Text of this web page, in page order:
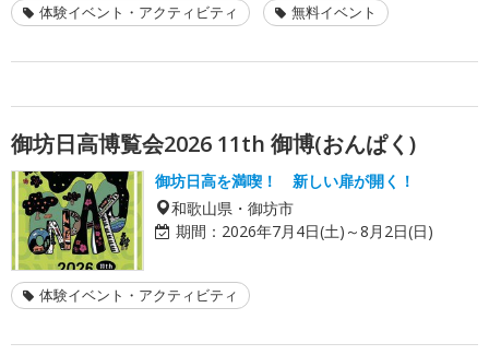
体験イベント・アクティビティ 無料イベント
御坊日高博覧会2026 11th 御博(おんぱく)
御坊日高を満喫！ 新しい扉が開く！
和歌山県・御坊市
期間： 2026年7月4日(土)～8月2日(日)
体験イベント・アクティビティ